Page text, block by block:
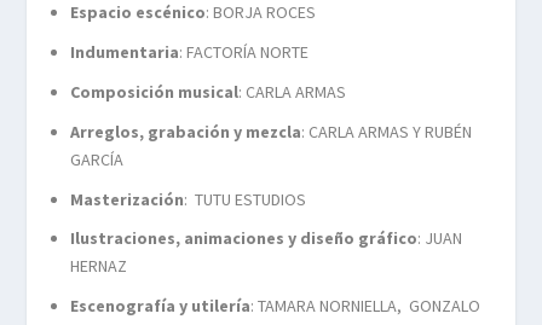
Espacio escénico: BORJA ROCES
Indumentaria: FACTORÍA NORTE
Composición musical: CARLA ARMAS
Arreglos, grabación y mezcla: CARLA ARMAS Y RUBÉN
GARCÍA
Masterización: TUTU ESTUDIOS
Ilustraciones, animaciones y diseño gráfico: JUAN
HERNAZ
Escenografía y utilería: TAMARA NORNIELLA, GONZALO